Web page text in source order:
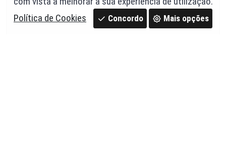
Política de Cookies
Concordo Mais opções